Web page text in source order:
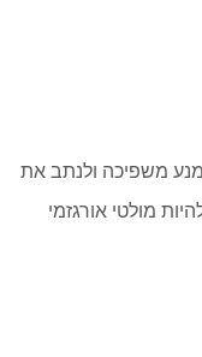
משפיכה ולנתב את
מולטי אורגזמי